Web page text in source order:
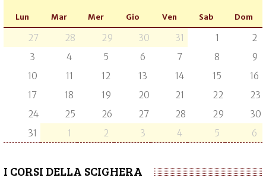
Lun Mar Mer Gio Ven Sab Dom
27 28 29 30 31 1
2
3
4 5 6 7 8
9
10
11 12 13 14 15
16
17
18 19 20 21 22
23
24
25 26 27 28 29
30
31
1 2 3 4 5 6
I CORSI DELLA SCIGHERA